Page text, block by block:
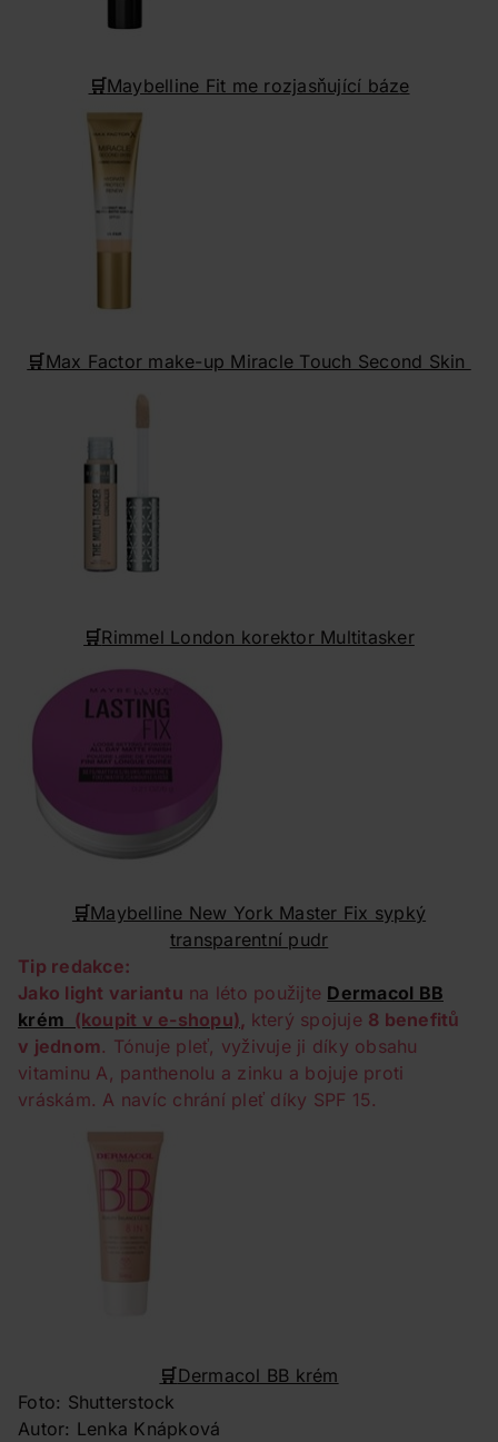
🛒Maybelline Fit me rozjasňující báze
🛒Max Factor make-up Miracle Touch Second Skin
🛒Rimmel London korektor Multitasker
🛒Maybelline New York Master Fix sypký
transparentní pudr
Tip redakce:
Jako light variantu na léto použijte Dermacol BB
krém (koupit v e-shopu), který spojuje 8 benefitů
v jednom. Tónuje pleť, vyživuje ji díky obsahu
vitaminu A, panthenolu a zinku a bojuje proti
vráskám. A navíc chrání pleť díky SPF 15.
🛒Dermacol BB krém
Foto: Shutterstock
Autor: Lenka Knápková